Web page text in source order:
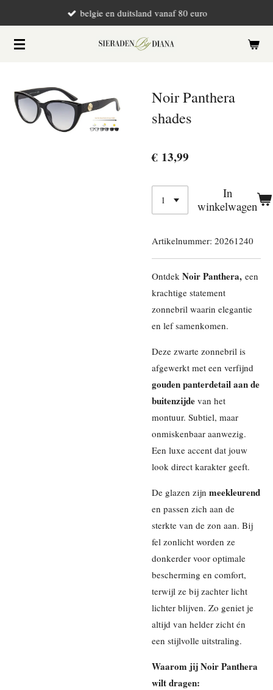
naar
belgie en duitsland vanaf 80 euro
Noir Panthera
shades
€ 13,99
In
winkelwagen
Artikelnummer: 20261240
Ontdek Noir Panthera, een
krachtige statement
zonnebril waarin elegantie
en lef samenkomen.
Deze zwarte zonnebril is
afgewerkt met een verfijnd
gouden panterdetail aan de
buitenzijde van het
montuur. Subtiel, maar
onmiskenbaar aanwezig.
Een luxe accent dat jouw
look direct karakter geeft.
De glazen zijn meekleurend
en passen zich aan de
sterkte van de zon aan. Bij
fel zonlicht worden ze
donkerder voor optimale
bescherming en comfort,
terwijl ze bij zachter licht
lichter blijven. Zo geniet je
altijd van helder zicht én
een stijlvolle uitstraling.
Waarom jij Noir Panthera
wilt dragen: